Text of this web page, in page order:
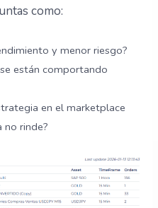
como:
y menor riesgo?
están comportando
en el marketplace
no rinde?